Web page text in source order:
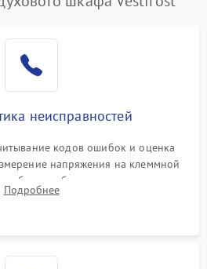
неисправностей
кодов ошибок и оценка
напряжения на клеммной
на проблемы с нагревом,
или блокировкой дверцы.
Подробнее